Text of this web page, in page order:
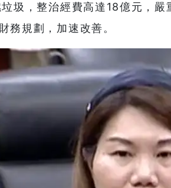
圾，整治經費高達18億元，
務規劃，加速改善。